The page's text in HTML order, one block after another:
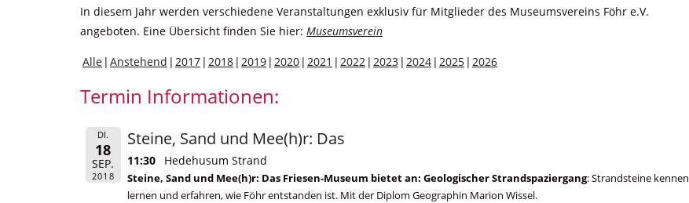
In diesem Jahr werden verschiedene Veranstaltungen exklusiv für Mitglieder des Museumsvereins Föhr e.V.
angeboten. Eine Übersicht finden Sie hier: Museumsverein
Alle Anstehend 2017 2018 2019 2020 2021 2022 2023 2024 2025 2026
Termin Informationen:
DI.
18
SEP.
2018
Steine, Sand und Mee(h)r: Das
11:30 Hedehusum Strand
Steine, Sand und Mee(h)r: Das Friesen-Museum bietet an: Geologischer Strandspaziergang: Strandsteine kennen
lernen und erfahren, wie Föhr entstanden ist. Mit der Diplom Geographin Marion Wissel.